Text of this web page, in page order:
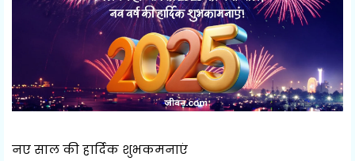
नए साल की हार्दिक शुभकमनाएं